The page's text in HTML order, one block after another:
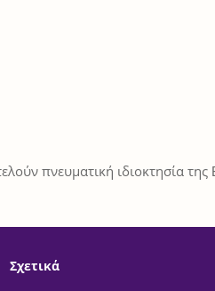
πνευματική ιδιοκτησία της
Σχετικά